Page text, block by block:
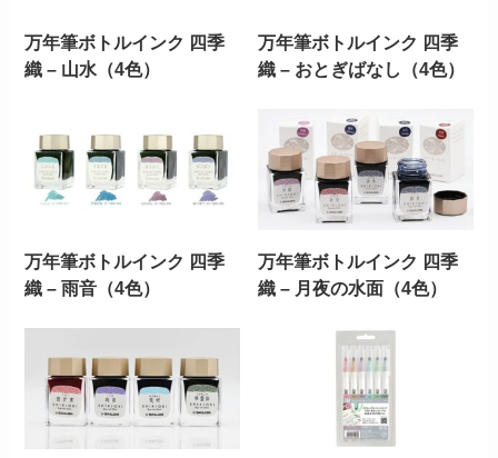
万年筆ボトルインク 四季
織 – 山水（4色）
万年筆ボトルインク 四季
織 – おとぎばなし（4色）
万年筆ボトルインク 四季
織 – 雨音（4色）
万年筆ボトルインク 四季
織 – 月夜の水面（4色）